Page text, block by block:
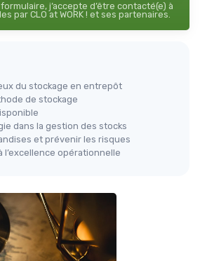
j’accepte d’être contacté(e) à
par CLO at WORK ! et ses partenaires.
du stockage en entrepôt
de stockage
dans la gestion des stocks
et prévenir les risques
l’excellence opérationnelle